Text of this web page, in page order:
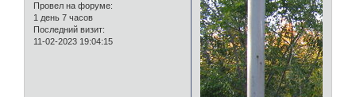
Провел на форуме:
1 день 7 часов
Последний визит:
11-02-2023 19:04:15